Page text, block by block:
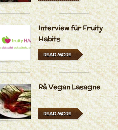
Interview für Fruity
Habits
READ MORE
Rå Vegan Lasagne
READ MORE